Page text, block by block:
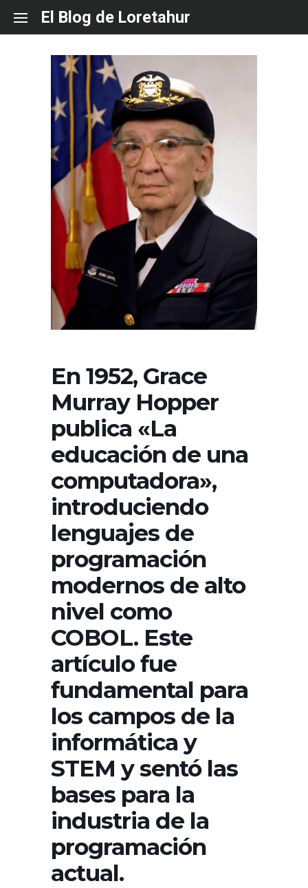
content
El Blog de Loretahur
En 1952, Grace
Murray Hopper
publica «La
educación de una
computadora»,
introduciendo
lenguajes de
programación
modernos de alto
nivel como
COBOL. Este
artículo fue
fundamental para
los campos de la
informática y
STEM y sentó las
bases para la
industria de la
programación
actual.